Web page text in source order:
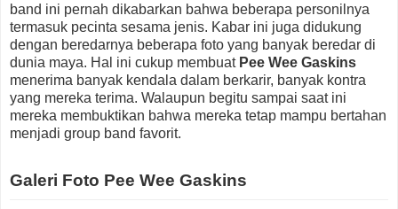
band ini pernah dikabarkan bahwa beberapa personilnya
termasuk pecinta sesama jenis. Kabar ini juga didukung
dengan beredarnya beberapa foto yang banyak beredar di
dunia maya. Hal ini cukup membuat Pee Wee Gaskins
menerima banyak kendala dalam berkarir, banyak kontra
yang mereka terima. Walaupun begitu sampai saat ini
mereka membuktikan bahwa mereka tetap mampu bertahan
menjadi group band favorit.
Galeri Foto Pee Wee Gaskins